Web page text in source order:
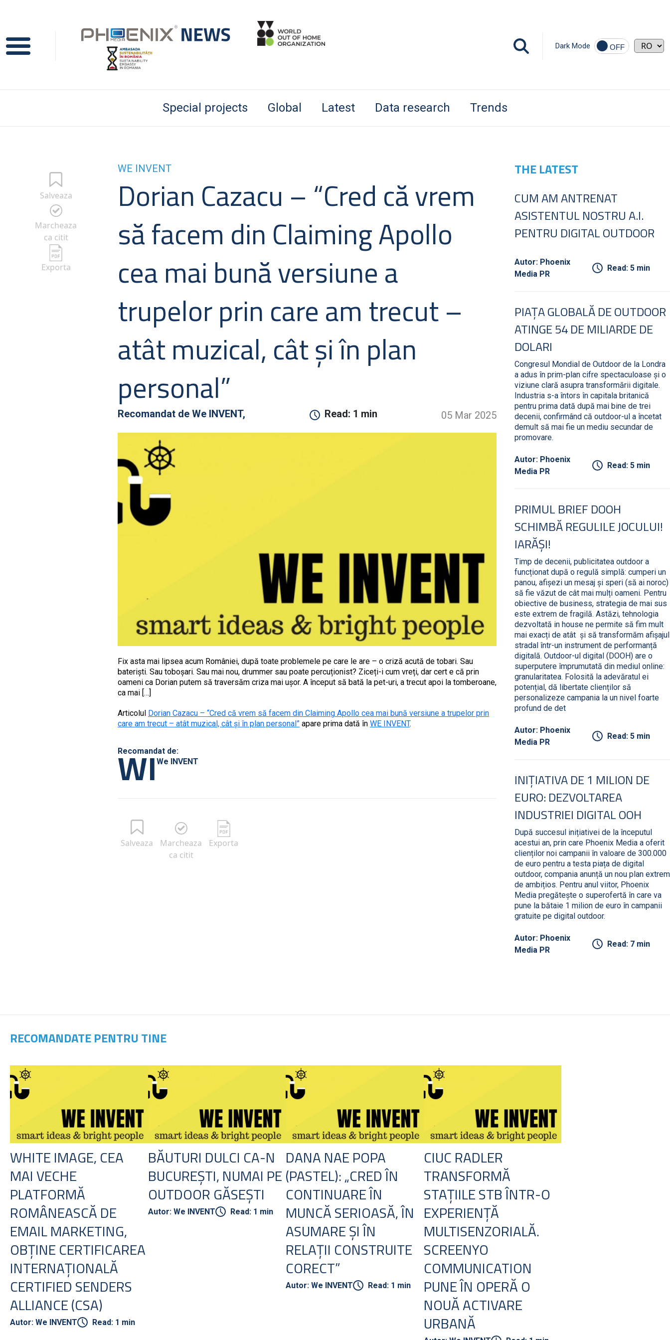
Dark Mode
Special projects Global Latest Data research Trends
Salveaza
Marcheaza
ca citit
Exporta
WE INVENT
Dorian Cazacu – “Cred că vrem
să facem din Claiming Apollo
cea mai bună versiune a
trupelor prin care am trecut –
atât muzical, cât și în plan
personal”
Recomandat de We INVENT, Read: 1 min 05 Mar 2025
Fix asta mai lipsea acum României, după toate problemele pe care le are – o criză acută de tobari. Sau
bateriști. Sau toboșari. Sau mai nou, drummer sau poate percuționist? Ziceți-i cum vreți, dar cert e că prin
oameni ca Dorian putem să traversăm criza mai ușor. A început să bată la pet-uri, a trecut apoi la tomberoane,
ca mai […]
Articolul Dorian Cazacu – “Cred că vrem să facem din Claiming Apollo cea mai bună versiune a trupelor prin
care am trecut – atât muzical, cât și în plan personal” apare prima dată în WE INVENT.
Recomandat de:
WIWe INVENT
Salveaza
Marcheaza
ca citit
Exporta
THE LATEST
CUM AM ANTRENAT
ASISTENTUL NOSTRU A.I.
PENTRU DIGITAL OUTDOOR
Autor: Phoenix
Media PR
Read: 5 min
PIAȚA GLOBALĂ DE OUTDOOR
ATINGE 54 DE MILIARDE DE
DOLARI
Congresul Mondial de Outdoor de la Londra
a adus în prim-plan cifre spectaculoase și o
viziune clară asupra transformării digitale.
Industria s-a întors în capitala britanică
pentru prima dată după mai bine de trei
decenii, confirmând că outdoor-ul a încetat
demult să mai fie un mediu secundar de
promovare.
Autor: Phoenix
Media PR
Read: 5 min
PRIMUL BRIEF DOOH
SCHIMBĂ REGULILE JOCULUI!
IARĂȘI!
Timp de decenii, publicitatea outdoor a
funcționat după o regulă simplă: cumperi un
panou, afișezi un mesaj și speri (să ai noroc)
să fie văzut de cât mai mulți oameni. Pentru
obiective de business, strategia de mai sus
este extrem de fragilă. Astăzi, tehnologia
dezvoltată in house ne permite să fim mult
mai exacți de atât și să transformăm afișajul
stradal într-un instrument de performanță
digitală. Outdoor-ul digital (DOOH) are o
superputere împrumutată din mediul online:
granularitatea. Folosită la adevăratul ei
potențial, dă libertate clienților să
personalizeze campania la un nivel foarte
profund de det
Autor: Phoenix
Media PR
Read: 5 min
INIȚIATIVA DE 1 MILION DE
EURO: DEZVOLTAREA
INDUSTRIEI DIGITAL OOH
După succesul inițiativei de la începutul
acestui an, prin care Phoenix Media a oferit
clienților noi campanii în valoare de 300.000
de euro pentru a testa piața de digital
outdoor, compania anunță un nou plan extrem
de ambițios. Pentru anul viitor, Phoenix
Media pregătește o superofertă în care va
pune la bătaie 1 milion de euro în campanii
gratuite pe digital outdoor.
Autor: Phoenix
Media PR
Read: 7 min
RECOMANDATE PENTRU TINE
WHITE IMAGE, CEA
MAI VECHE
PLATFORMĂ
ROMÂNEASCĂ DE
EMAIL MARKETING,
OBȚINE CERTIFICAREA
INTERNAȚIONALĂ
CERTIFIED SENDERS
ALLIANCE (CSA)
Autor: We INVENT Read: 1 min
BĂUTURI DULCI CA-N
BUCUREȘTI, NUMAI PE
OUTDOOR GĂSEȘTI
Autor: We INVENT Read: 1 min
DANA NAE POPA
(PASTEL): „CRED ÎN
CONTINUARE ÎN
MUNCĂ SERIOASĂ, ÎN
ASUMARE ȘI ÎN
RELAȚII CONSTRUITE
CORECT”
Autor: We INVENT Read: 1 min
CIUC RADLER
TRANSFORMĂ
STAȚIILE STB ÎNTR-O
EXPERIENȚĂ
MULTISENZORIALĂ.
SCREENYO
COMMUNICATION
PUNE ÎN OPERĂ O
NOUĂ ACTIVARE
URBANĂ